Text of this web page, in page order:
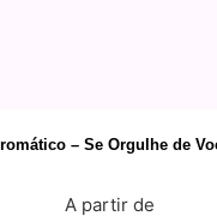
– Se Orgulhe de
A partir de